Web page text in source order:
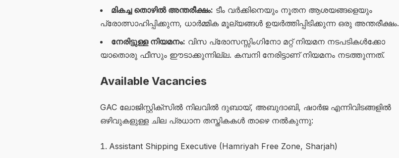
മികച്ച തൊഴിൽ അന്തരീക്ഷം: ടീം വർക്കിനെയും നൂതന ആശയങ്ങളെയും
പ്രോത്സാഹിപ്പിക്കുന്ന, ധാർമ്മിക മൂല്യങ്ങൾ ഉയർത്തിപ്പിടിക്കുന്ന ഒരു അന്തരീക്ഷം.
നേരിട്ടുള്ള നിയമനം: വിസ പ്രോസസ്സിംഗിനോ മറ്റ് നിയമന നടപടികൾക്കോ
യാതൊരു ഫീസും ഈടാക്കുന്നില്ല. കമ്പനി നേരിട്ടാണ് നിയമനം നടത്തുന്നത്.
Available Vacancies
GAC ലോജിസ്റ്റിക്സിൽ നിലവിൽ ദുബായ്, അബുദാബി, ഷാർജ എന്നിവിടങ്ങളിൽ
ഒഴിവുകളുള്ള ചില പ്രധാന തസ്തികകൾ താഴെ നൽകുന്നു:
Assistant Shipping Executive (Hamriyah Free Zone, Sharjah)